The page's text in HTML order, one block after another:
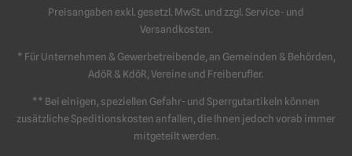
Schriftliche Angebote
Retouren & Reklamation
Kontakt
Impressum
Preisangaben exkl. gesetzl. MwSt. und zzgl. Service- und
Versandkosten.
* Für Unternehmen & Gewerbetreibende, an Gemeinden & Behörden,
AdöR & KdöR, Vereine und Freiberufler.
** Bei einigen, speziellen Gefahr- und Sperrgutartikeln können
zusätzliche Speditionskosten anfallen, die Ihnen jedoch vorab immer
mitgeteilt werden.